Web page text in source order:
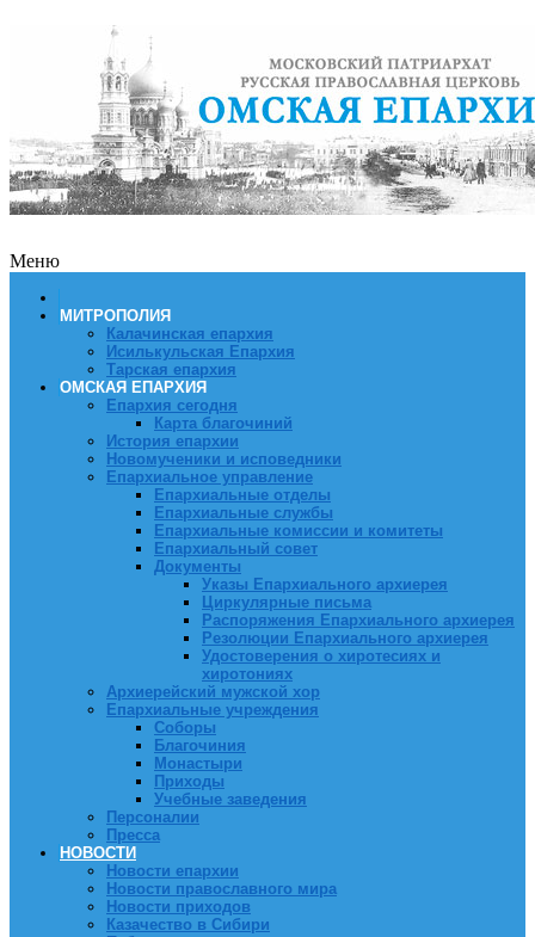
Меню
МИТРОПОЛИЯ
Калачинская епархия
Исилькульская Епархия
Тарская епархия
ОМСКАЯ ЕПАРХИЯ
Епархия сегодня
Карта благочиний
История епархии
Новомученики и исповедники
Епархиальное управление
Епархиальные отделы
Епархиальные службы
Епархиальные комиссии и комитеты
Епархиальный совет
Документы
Указы Епархиального архиерея
Циркулярные письма
Распоряжения Епархиального архиерея
Резолюции Епархиального архиерея
Удостоверения о хиротесиях и
хиротониях
Архиерейский мужской хор
Епархиальные учреждения
Соборы
Благочиния
Монастыри
Приходы
Учебные заведения
Персоналии
Пресса
НОВОСТИ
Новости епархии
Новости православного мира
Новости приходов
Казачество в Сибири